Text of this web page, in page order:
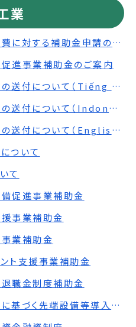
業
民間賃貸共同住宅建設費に対する補助金申請の受付期間を延長します。
進事業補助金のご案内
共和町生活応援支援券の送付について（Tiếng Việt）
共和町生活応援支援券の送付について（Indonesia）
共和町生活応援支援券の送付について（English）
ついて
て
促進事業補助金
事業補助金
業補助金
ト支援事業補助金
職金制度補助金
中小企業等経営強化法に基づく先端設備等導入計画